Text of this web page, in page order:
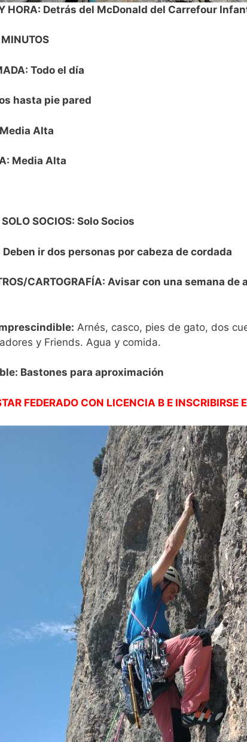
Y HORA: Detrás del McDonald del Carrefour
Todo el día
hasta pie pared
Media Alta
Media Alta
SOCIOS: Solo Socios
Deben ir dos personas por cabeza de cordada
CARTOGRAFÍA: Avisar con una semana
Arnés, casco, pies de gato, dos
y Friends. Agua y comida.
Bastones para aproximación
FEDERADO CON LICENCIA B E INSCRIBIRSE